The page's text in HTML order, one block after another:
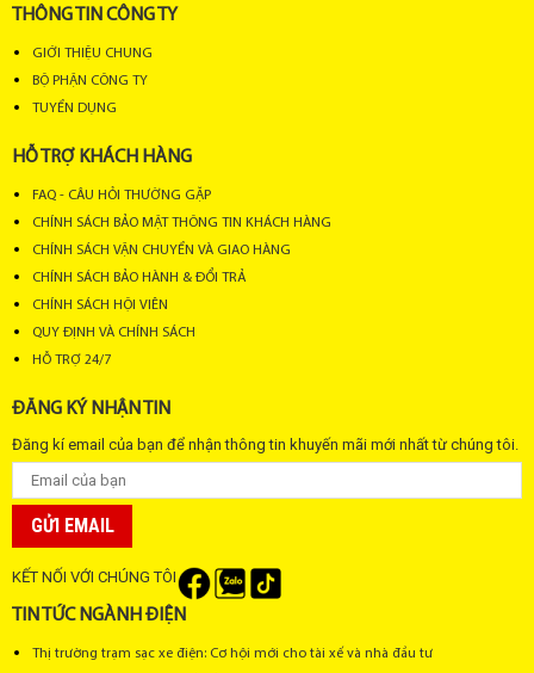
THÔNG TIN CÔNG TY
GIỚI THIỆU CHUNG
BỘ PHẬN CÔNG TY
TUYỂN DỤNG
HỖ TRỢ KHÁCH HÀNG
FAQ - CÂU HỎI THƯỜNG GẶP
CHÍNH SÁCH BẢO MẬT THÔNG TIN KHÁCH HÀNG
CHÍNH SÁCH VẬN CHUYỂN VÀ GIAO HÀNG
CHÍNH SÁCH BẢO HÀNH & ĐỔI TRẢ
CHÍNH SÁCH HỘI VIÊN
QUY ĐỊNH VÀ CHÍNH SÁCH
HỖ TRỢ 24/7
ĐĂNG KÝ NHẬN TIN
Đăng kí email của bạn để nhận thông tin khuyến mãi mới nhất từ chúng tôi.
GỬI EMAIL
KẾT NỐI VỚI CHÚNG TÔI
TIN TỨC NGÀNH ĐIỆN
Thị trường trạm sạc xe điện: Cơ hội mới cho tài xế và nhà đầu tư